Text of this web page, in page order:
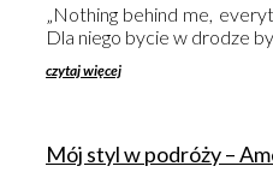
„Nothing behind me,
Dla niego bycie w drodze
czytaj więcej
Mój styl w podróży –